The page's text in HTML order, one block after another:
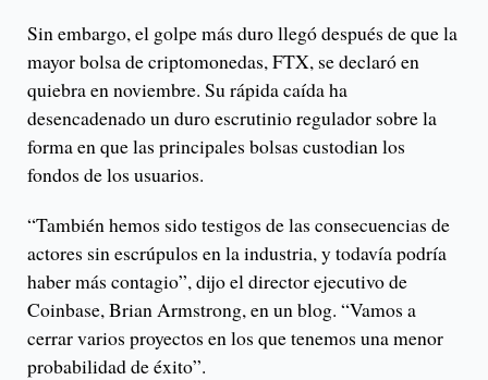
Sin embargo, el golpe más duro llegó después de que la
mayor bolsa de criptomonedas, FTX, se declaró en
quiebra en noviembre. Su rápida caída ha
desencadenado un duro escrutinio regulador sobre la
forma en que las principales bolsas custodian los
fondos de los usuarios.
“También hemos sido testigos de las consecuencias de
actores sin escrúpulos en la industria, y todavía podría
haber más contagio”, dijo el director ejecutivo de
Coinbase, Brian Armstrong, en un blog. “Vamos a
cerrar varios proyectos en los que tenemos una menor
probabilidad de éxito”.